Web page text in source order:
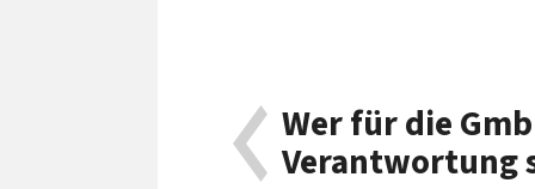
Wer für die
Verantwortung